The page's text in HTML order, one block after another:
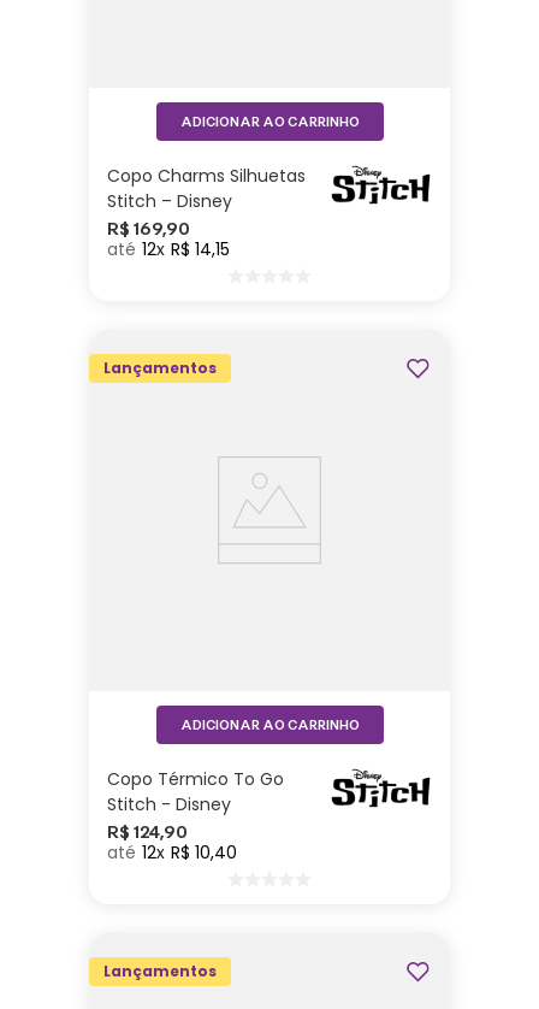
Copo Charms Silhuetas
Stitch – Disney
R$ 169,90
12 R$ 14,15
ADICIONAR AO CARRINHO
Lançamentos
Copo Térmico To Go
Stitch - Disney
R$ 124,90
12 R$ 10,40
ADICIONAR AO CARRINHO
Lançamentos